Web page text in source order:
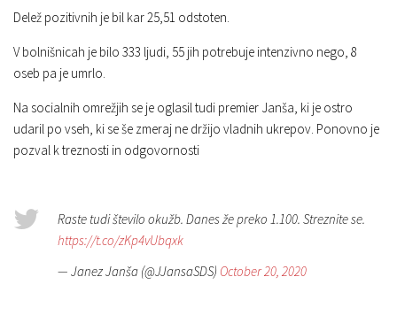
Delež pozitivnih je bil kar 25,51 odstoten.
V bolnišnicah je bilo 333 ljudi, 55 jih potrebuje intenzivno nego, 8
oseb pa je umrlo.
Na socialnih omrežjih se je oglasil tudi premier Janša, ki je ostro
udaril po vseh, ki se še zmeraj ne držijo vladnih ukrepov. Ponovno je
pozval k treznosti in odgovornosti
Raste tudi število okužb. Danes že preko 1.100. Streznite se.
https://t.co/zKp4vUbqxk
— Janez Janša (@JJansaSDS) October 20, 2020